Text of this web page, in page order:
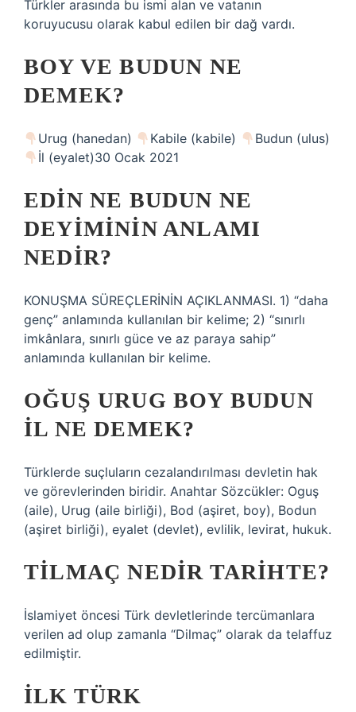
Türkler arasında bu ismi alan ve vatanın
koruyucusu olarak kabul edilen bir dağ vardı.
BOY VE BUDUN NE
DEMEK?
Urug (hanedan) Kabile (kabile)
Budun (ulus)
İl (eyalet)30 Ocak 2021
EDIN NE BUDUN NE
DEYIMININ ANLAMI
NEDIR?
KONUŞMA SÜREÇLERİNİN AÇIKLANMASI. 1) “daha
genç” anlamında kullanılan bir kelime; 2) “sınırlı
imkânlara, sınırlı güce ve az paraya sahip”
anlamında kullanılan bir kelime.
OĞUŞ URUG BOY BUDUN
IL NE DEMEK?
Türklerde suçluların cezalandırılması devletin hak
ve görevlerinden biridir. Anahtar Sözcükler: Oguş
(aile), Urug (aile birliği), Bod (aşiret, boy), Bodun
(aşiret birliği), eyalet (devlet), evlilik, levirat, hukuk.
TILMAÇ NEDIR TARIHTE?
İslamiyet öncesi Türk devletlerinde tercümanlara
verilen ad olup zamanla “Dilmaç” olarak da telaffuz
edilmiştir.
İLK TÜRK